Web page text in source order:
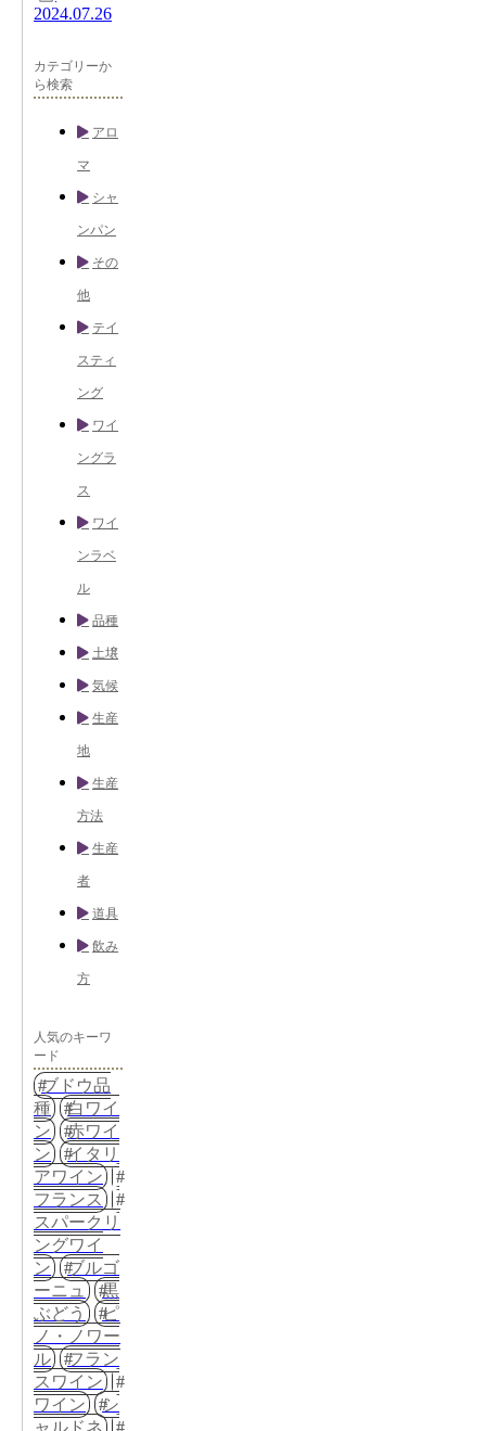
2024.07.26
カテゴリーか
ら検索
アロ
マ
シャ
ンパン
その
他
テイ
スティ
ング
ワイ
ングラ
ス
ワイ
ンラベ
ル
品種
土壌
気候
生産
地
生産
方法
生産
者
道具
飲み
方
人気のキーワ
ード
ブドウ品
種
白ワイ
ン
赤ワイ
ン
イタリ
アワイン
フランス
スパークリ
ングワイ
ン
ブルゴ
ーニュ
黒
ぶどう
ピ
ノ・ノワー
ル
フラン
スワイン
ワイン
シ
ャルドネ